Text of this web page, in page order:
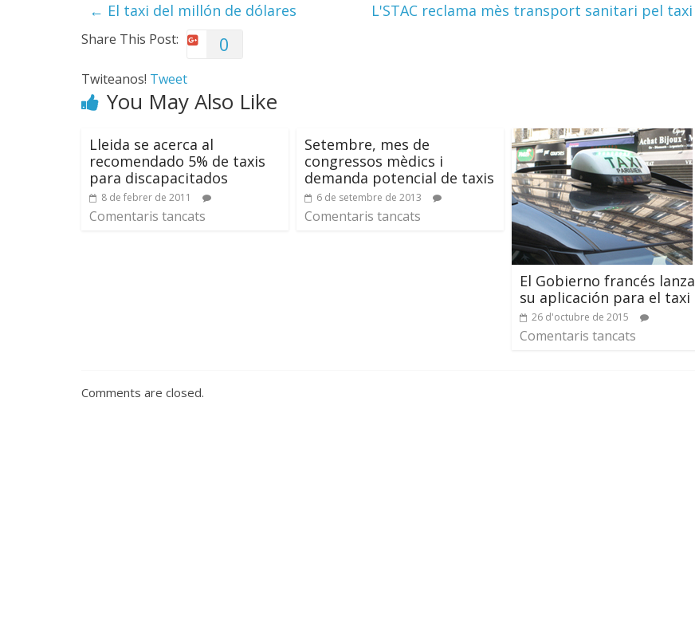
← El taxi del millón de dólares L'STAC reclama mès transport sanitari pel taxi
Share This Post: 0
Twiteanos! Tweet
You May Also Like
Lleida se acerca al
recomendado 5% de taxis
para discapacitados
8 de febrer de 2011
Comentaris tancats
Setembre, mes de
congressos mèdics i
demanda potencial de taxis
6 de setembre de 2013
Comentaris tancats
El Gobierno francés lanza
su aplicación para el taxi
26 d'octubre de 2015
Comentaris tancats
Comments are closed.